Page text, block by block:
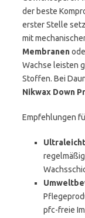
der beste
erster Stelle
mit
Membranen
Wachse leisten
Stoffen. Bei
Nikwax Down
Empfehlungen
pfc-freie